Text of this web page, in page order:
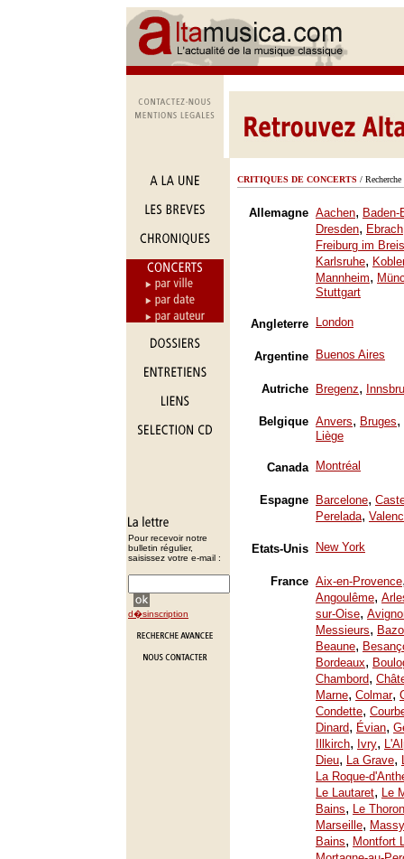
Pour recevoir notre
bulletin régulier,
saisissez votre e-mail :
d�sinscription
CRITIQUES DE CONCERTS /
Allemagne Aachen, Baden-
Dresden, Ebrach
Freiburg im
Karlsruhe,
Mannheim,
Stuttgart
Angleterre London
Argentine Buenos Aires
Autriche Bregenz,
Belgique Anvers, Bruges,
Liège
Canada Montréal
Espagne Barcelone,
Perelada,
Etats-Unis New York
France Aix-en-Provence
Angoulême,
sur-Oise,
Messieurs,
Beaune,
Bordeaux,
Chambord,
Marne, Colmar,
Condette,
Dinard, Évian,
Illkirch, Ivry,
Dieu, La Grave,
La Roque-
Le Lautaret, Le
Bains, Le
Marseille, Massy
Bains, Montfort